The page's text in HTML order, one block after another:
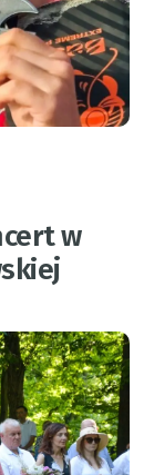
w